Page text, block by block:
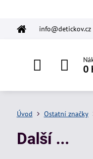
info@detickov.cz
0
Úvod Ostatní značky
Další ...